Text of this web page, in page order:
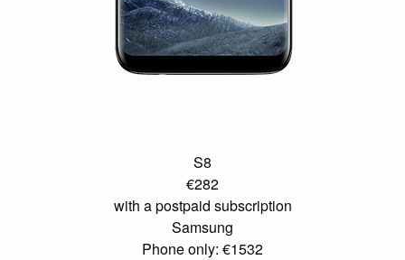
S8
€282
with a postpaid subscription
Samsung
Phone only: €1532